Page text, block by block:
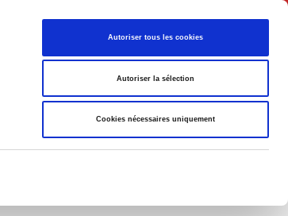
Autoriser tous les cookies
Autoriser la sélection
Cookies nécessaires uniquement
Français